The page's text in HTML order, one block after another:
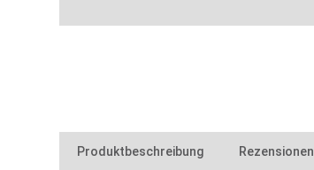
Produktbeschreibung Rezensionen